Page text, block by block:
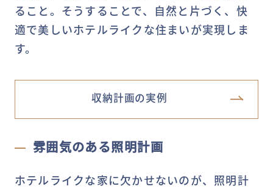
ること。そうすることで、自然と片づく、快
適で美しいホテルライクな住まいが実現しま
す。
収納計画の実例
雰囲気のある照明計画
ホテルライクな家に欠かせないのが、照明計